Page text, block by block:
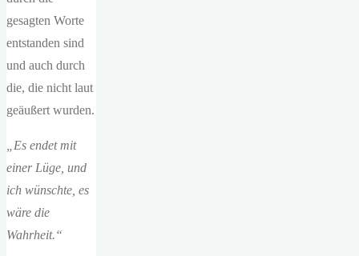
gesagten Worte
entstanden sind
und auch durch
die, die nicht laut
geäußert wurden.
„Es endet mit
einer Lüge, und
ich wünschte, es
wäre die
Wahrheit.“